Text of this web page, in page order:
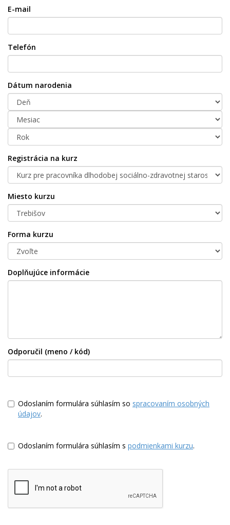
E-mail
Telefón
Dátum narodenia
Registrácia na kurz
Miesto kurzu
Forma kurzu
Doplňujúce informácie
Odporučil (meno / kód)
Odoslaním formulára súhlasím so spracovaním osobných
údajov.
Odoslaním formulára súhlasím s podmienkami kurzu.